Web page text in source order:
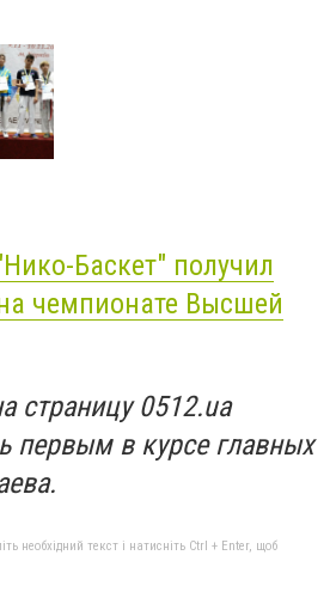
Баскет" получил
чемпионате Высшей
страницу 0512.ua
первым в курсе главных
необхідний текст і натисніть Ctrl + Enter, щоб